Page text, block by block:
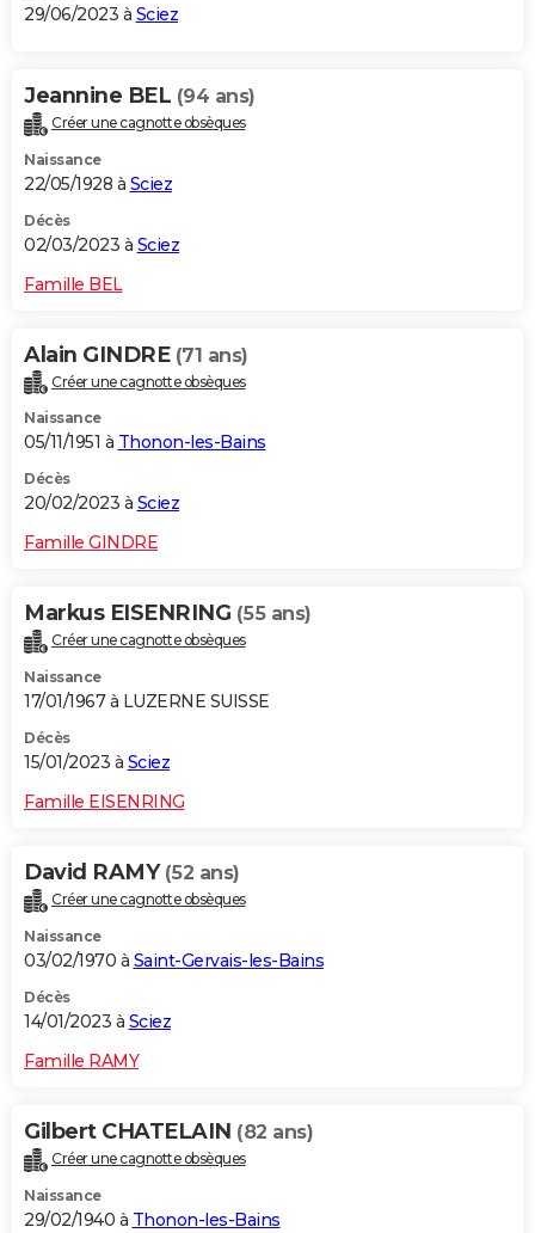
29/06/2023 à Sciez
Jeannine BEL (94 ans)
Créer une cagnotte obsèques
Naissance
22/05/1928 à Sciez
Décès
02/03/2023 à Sciez
Famille BEL
Alain GINDRE (71 ans)
Créer une cagnotte obsèques
Naissance
05/11/1951 à Thonon-les-Bains
Décès
20/02/2023 à Sciez
Famille GINDRE
Markus EISENRING (55 ans)
Créer une cagnotte obsèques
Naissance
17/01/1967 à LUZERNE SUISSE
Décès
15/01/2023 à Sciez
Famille EISENRING
David RAMY (52 ans)
Créer une cagnotte obsèques
Naissance
03/02/1970 à Saint-Gervais-les-Bains
Décès
14/01/2023 à Sciez
Famille RAMY
Gilbert CHATELAIN (82 ans)
Créer une cagnotte obsèques
Naissance
29/02/1940 à Thonon-les-Bains